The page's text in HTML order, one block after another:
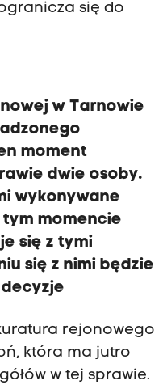
się do
w Tarnowie
moment
dwie osoby.
wykonywane
tym momencie
się z tymi
się z nimi będzie
rejonowego
która ma jutro
w tej sprawie.